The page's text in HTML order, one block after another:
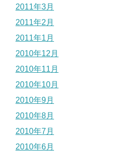
2011年3月
2011年2月
2011年1月
2010年12月
2010年11月
2010年10月
2010年9月
2010年8月
2010年7月
2010年6月